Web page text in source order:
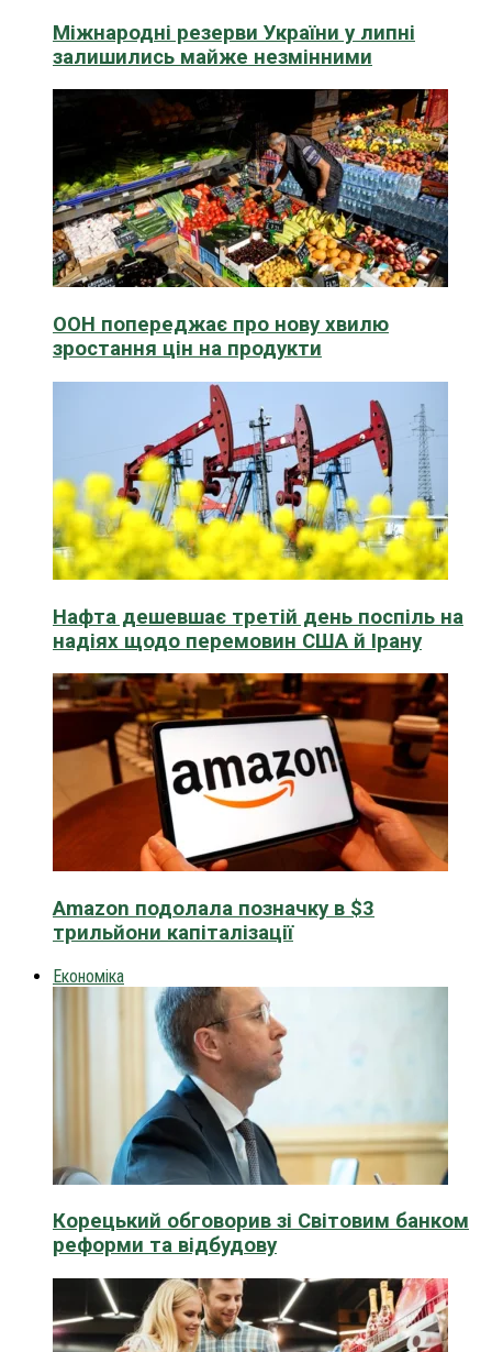
Міжнародні резерви України у липні
залишились майже незмінними
ООН попереджає про нову хвилю
зростання цін на продукти
Нафта дешевшає третій день поспіль на
надіях щодо перемовин США й Ірану
Amazon подолала позначку в $3
трильйони капіталізації
Економіка
Корецький обговорив зі Світовим банком
реформи та відбудову